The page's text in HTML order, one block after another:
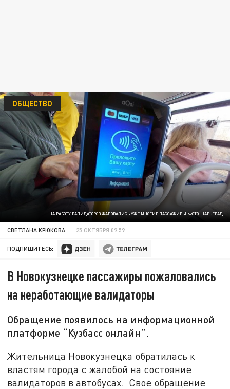
НА РАБОТУ ВАЛИДАТОРОВ ЖАЛОВАЛИСЬ УЖЕ МНОГИЕ ПАССАЖИРЫ. ФОТО: ЦАРЬГРАД
ОБЩЕСТВО
СВЕТЛАНА КРЮКОВА 25 ОКТЯБРЯ 09:59
ПОДПИШИТЕСЬ:
В Новокузнецке пассажиры пожаловались
на неработающие валидаторы
Обращение появилось на информационной
платформе “Кузбасс онлайн”.
Жительница Новокузнецка обратилась к
властям города с жалобой на состояние
валидаторов в автобусах. Свое обращение